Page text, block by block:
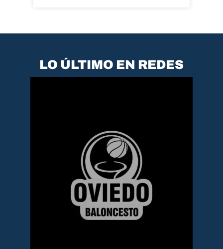
LO ÚLTIMO EN REDES